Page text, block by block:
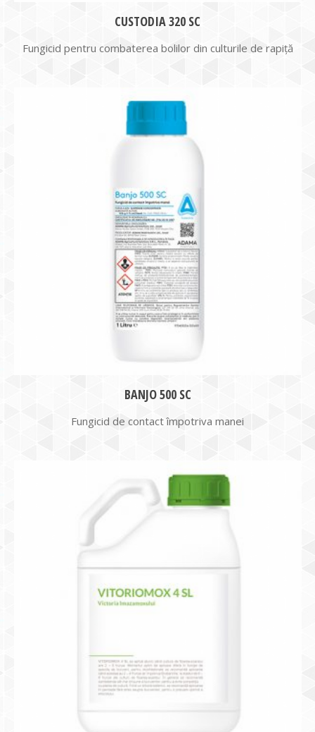
CUSTODIA 320 SC
Fungicid pentru combaterea bolilor din culturile de rapiță
BANJO 500 SC
Fungicid de contact împotriva manei